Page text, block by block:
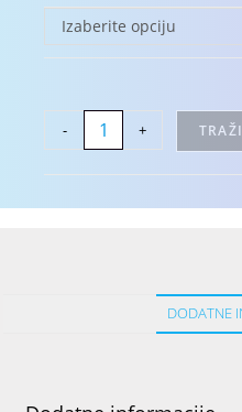
Izaberite opciju
- +
DODATNE